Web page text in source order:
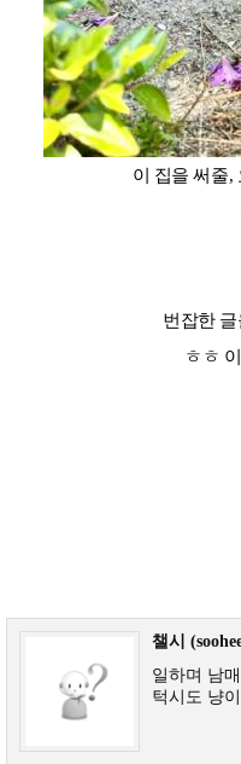
이 집을 써줄,
번잡한
ㅎㅎ
챌시
일하며 남
턱시도 냥